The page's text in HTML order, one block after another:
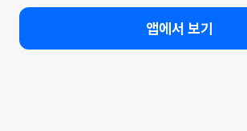
앱에서 보기